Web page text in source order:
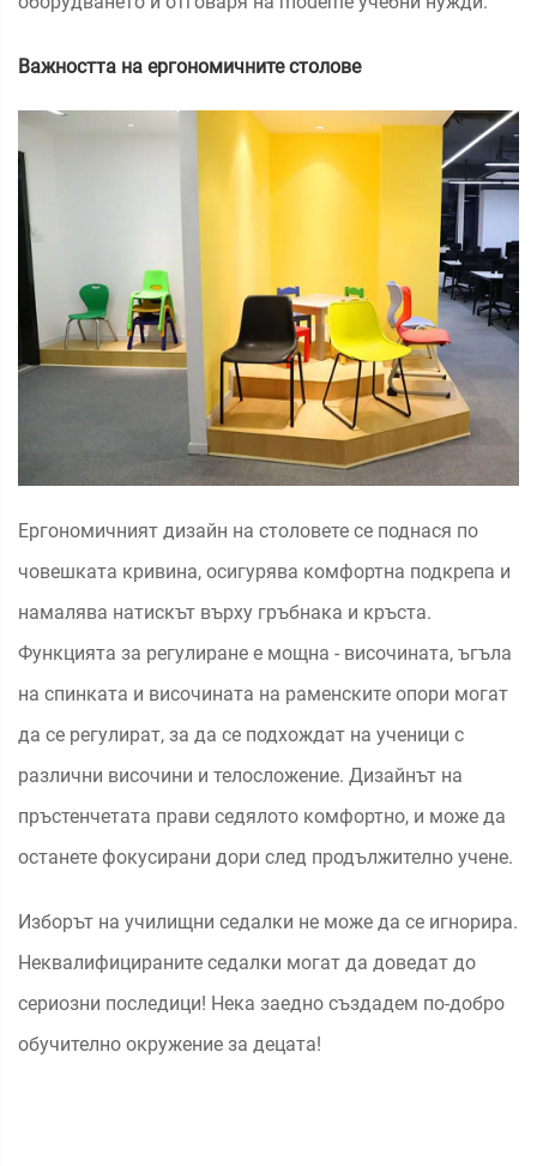
Важността на ергономичните столове
Ергономичният дизайн на столовете се поднася по
човешката кривина, осигурява комфортна подкрепа и
намалява натискът върху гръбнака и кръста.
Функцията за регулиране е мощна - височината, ъгъла
на спинката и височината на раменските опори могат
да се регулират, за да се подхождат на ученици с
различни височини и телосложение. Дизайнът на
пръстенчетата прави седялото комфортно, и може да
останете фокусирани дори след продължително учене.
Изборът на училищни седалки не може да се игнорира.
Неквалифицираните седалки могат да доведат до
сериозни последици! Нека заедно създадем по-добро
обучително окружение за децата!